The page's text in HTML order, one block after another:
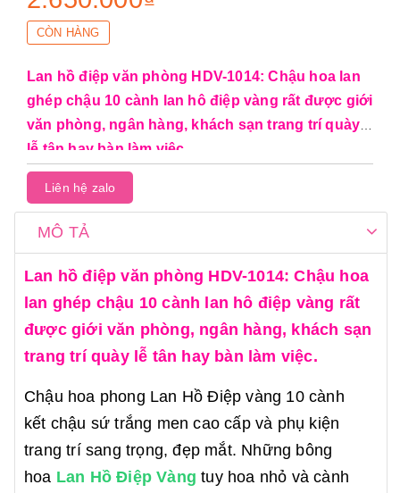
CÒN HÀNG
Lan hồ điệp văn phòng HDV-1014: Chậu hoa lan
ghép chậu 10 cành lan hô điệp vàng rất được giới
văn phòng, ngân hàng, khách sạn trang trí quày
lễ tân hay bàn làm việc.
Liên hệ zalo
MÔ TẢ
Lan hồ điệp văn phòng HDV-1014: Chậu hoa
lan ghép chậu 10 cành lan hô điệp vàng rất
được giới văn phòng, ngân hàng, khách sạn
trang trí quày lễ tân hay bàn làm việc.
Chậu hoa phong Lan Hồ Điệp vàng 10 cành
kết chậu sứ trắng men cao cấp và phụ kiện
trang trí sang trọng, đẹp mắt. Những bông
hoa Lan Hồ Điệp Vàng tuy hoa nhỏ và cành